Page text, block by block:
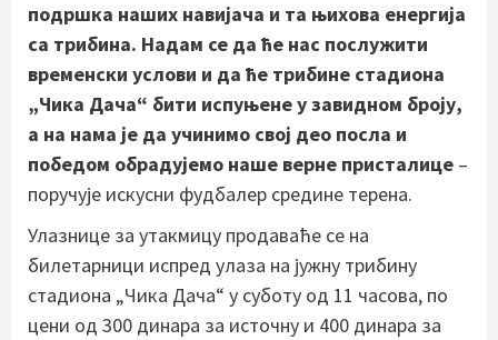
подршка наших навијача и та њихова енергија
са трибина. Надам се да ће нас послужити
временски услови и да ће трибине стадиона
„Чика Дача“ бити испуњене у завидном броју,
а на нама је да учинимо свој део посла и
победом обрадујемо наше верне присталице –
поручује искусни фудбалер средине терена.
Улазнице за утакмицу продаваће се на
билетарници испред улаза на јужну трибину
стадиона „Чика Дача“ у суботу од 11 часова, по
цени од 300 динара за источну и 400 динара за